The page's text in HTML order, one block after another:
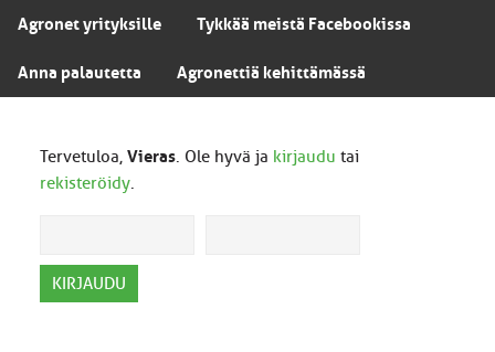
Agronet yrityksille Tykkää meistä Facebookissa
Anna palautetta Agronettiä kehittämässä
Tervetuloa, Vieras. Ole hyvä ja kirjaudu tai
rekisteröidy.